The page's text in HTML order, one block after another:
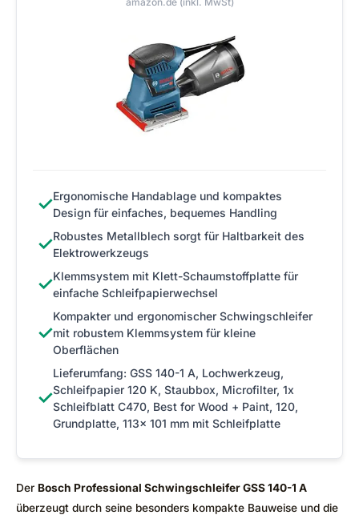
✓Ergonomische Handablage und kompaktes
Design für einfaches, bequemes Handling
✓Robustes Metallblech sorgt für Haltbarkeit des
Elektrowerkzeugs
✓Klemmsystem mit Klett-Schaumstoffplatte für
einfache Schleifpapierwechsel
✓
Kompakter und ergonomischer Schwingschleifer
mit robustem Klemmsystem für kleine
Oberflächen
✓
Lieferumfang: GSS 140-1 A, Lochwerkzeug,
Schleifpapier 120 K, Staubbox, Microfilter, 1x
Schleifblatt C470, Best for Wood + Paint, 120,
Grundplatte, 113x 101 mm mit Schleifplatte
Der Bosch Professional Schwingschleifer GSS 140-1 A
überzeugt durch seine besonders kompakte Bauweise und die